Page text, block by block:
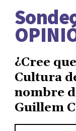
¿Cree
Cultura
nombre
Guillem